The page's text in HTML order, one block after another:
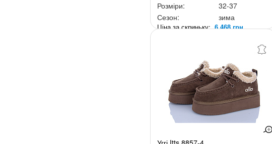
Розміри:
32-37
Сезон:
зима
Ціна за скриньку:6 468 грн.